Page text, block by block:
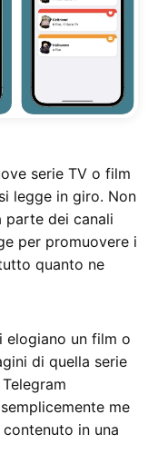
serie TV o film
legge in giro. Non
dei canali
per promuovere i
quanto ne
elogiano un film o
di quella serie
me
in una